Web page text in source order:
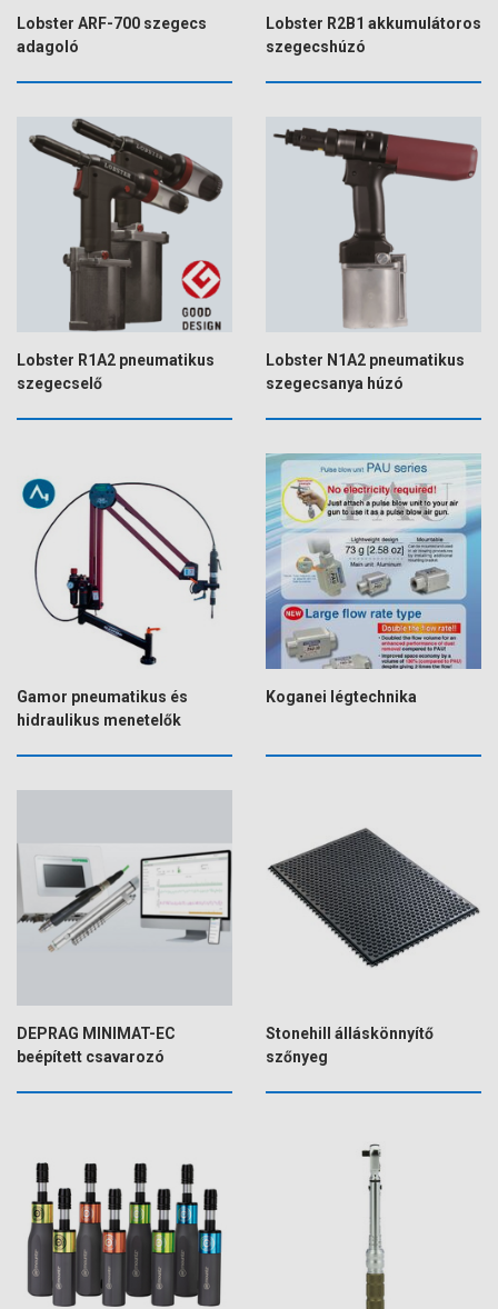
Lobster ARF-700 szegecs
adagoló
Lobster R2B1 akkumulátoros
szegecshúzó
Lobster R1A2 pneumatikus
szegecselő
Lobster N1A2 pneumatikus
szegecsanya húzó
Gamor pneumatikus és
hidraulikus menetelők
Koganei légtechnika
DEPRAG MINIMAT-EC
beépített csavarozó
Stonehill álláskönnyítő
szőnyeg